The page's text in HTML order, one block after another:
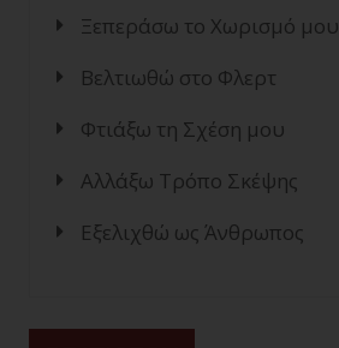
Ξεπεράσω το Χωρισμό μου
Βελτιωθώ στο Φλερτ
Φτιάξω τη Σχέση μου
Αλλάξω Τρόπο Σκέψης
Εξελιχθώ ως Άνθρωπος